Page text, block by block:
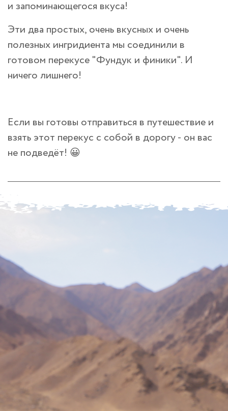
и запоминающегося вкуса!
Эти два простых, очень вкусных и очень
полезных ингридиента мы соединили в
готовом перекусе "Фундук и финики". И
ничего лишнего!
Если вы готовы отправиться в путешествие и
взять этот перекус с собой в дорогу - он вас
не подведёт! 😀